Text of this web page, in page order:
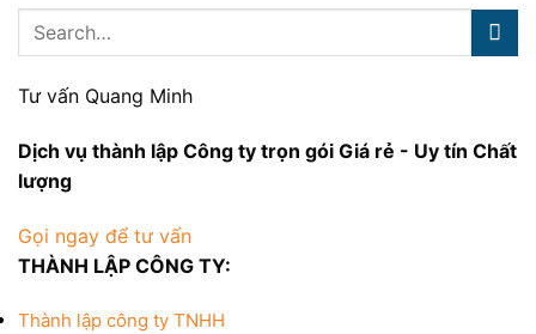
Tư vấn Quang Minh
Dịch vụ thành lập Công ty trọn gói Giá rẻ - Uy tín Chất
lượng
Gọi ngay để tư vấn
THÀNH LẬP CÔNG TY:
Thành lập công ty TNHH